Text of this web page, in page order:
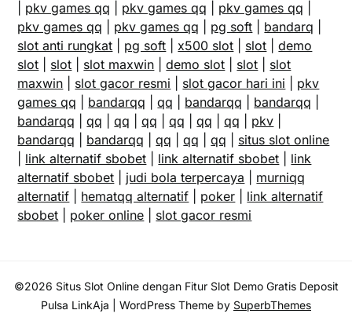
pkv games qq pkv games qq pkv games qq
pkv games qq
pkv games qq pg soft bandarq
slot anti rungkat
pg soft x500 slot slot |demo
slot
slot slot maxwin |demo slot slot
slot
maxwin
slot gacor resmi slot gacor hari ini
pkv
games qq
bandarqq |qq bandarqq bandarqq
bandarqq |qq |qq |qq |qq |qq |qq pkv
bandarqq
bandarqq |qq |qq |qq
situs slot online
link alternatif sbobet link alternatif sbobet
link
alternatif sbobet
judi bola terpercaya
murniqq
alternatif
hematqq alternatif poker
link alternatif
sbobet
poker online slot gacor resmi
©2026 Situs Slot Online dengan Fitur Slot Demo Gratis Deposit
Pulsa LinkAja
| WordPress Theme by SuperbThemes